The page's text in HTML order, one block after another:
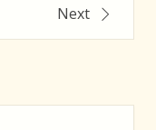
Next